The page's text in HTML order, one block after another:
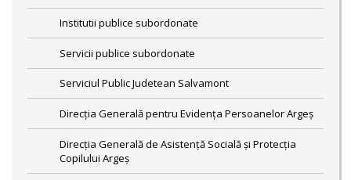
Institutii publice subordonate
Servicii publice subordonate
Serviciul Public Judetean Salvamont
Direcţia Generală pentru Evidenţa Persoanelor Argeş
Direcţia Generală de Asistenţă Socială şi Protecţia
Copilului Argeş